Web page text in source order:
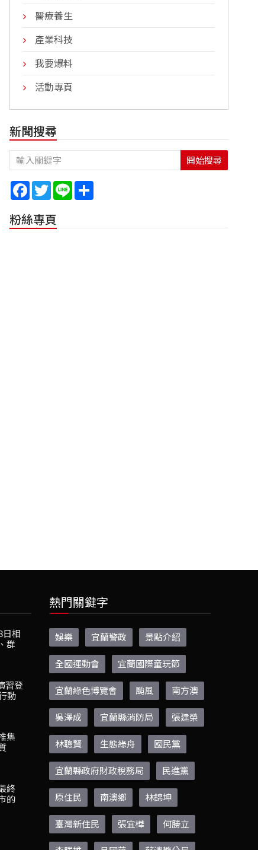
醫療養生
產業科技
我要爆料
活動專頁
新聞搜尋
開始搜尋
Facebook
TwitterLine
粉絲專頁
日相
群
習登
動
集
終
的
熱門關鍵字
娛樂 宜蘭警政 景點介紹
全國運動會 宜蘭國際童玩節
宜蘭綠色博覽會 颱風 南方澳
吳澤成 宜蘭縣消防局 張建榮
林聰賢 生態綠舟 國民黨
宜蘭縣政府財政稅務局 民進黨
原住民 南澳鄉 林錦坤
臺灣新住民 張宜樺 何勝立